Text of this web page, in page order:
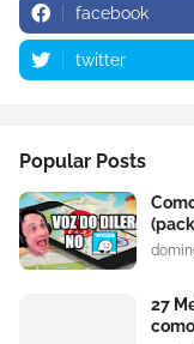
facebook
twitter
Popular Posts
27